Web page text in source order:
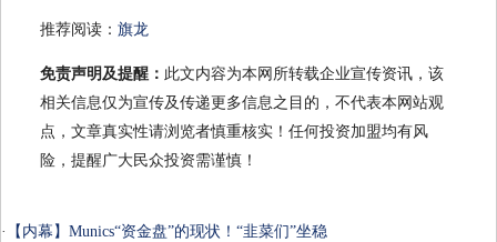
推荐阅读： 旗龙
免责声明及提醒： 此文内容为本网所转载企业宣传资讯，该
相关信息仅为宣传及传递更多信息之目的，不代表本网站观
点，文章真实性请浏览者慎重核实！任何投资加盟均有风
险，提醒广大民众投资需谨慎！
·
【内幕】Munics“资金盘”的现状！“韭菜们”坐稳